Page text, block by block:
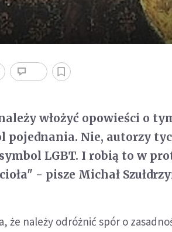
włożyć opowieści o
pojednania. Nie, autorzy
LGBT. I robią to w
- pisze Michał
że należy odróżnić spór o